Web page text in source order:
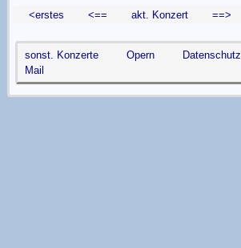
<erstes <== akt. Konzert ==>
sonst. Konzerte Opern Datenschutz
Mail